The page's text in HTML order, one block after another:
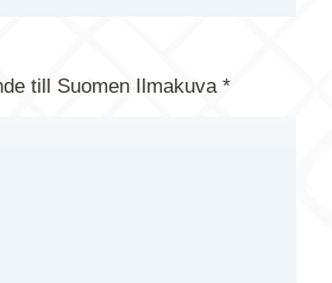
till Suomen Ilmakuva *